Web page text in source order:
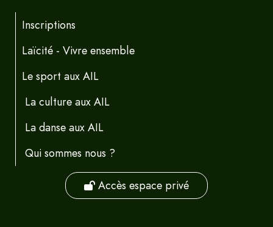
Inscriptions
Laïcité - Vivre ensemble
Le sport aux AIL
La culture aux AIL
La danse aux AIL
Qui sommes nous ?
Accès espace privé